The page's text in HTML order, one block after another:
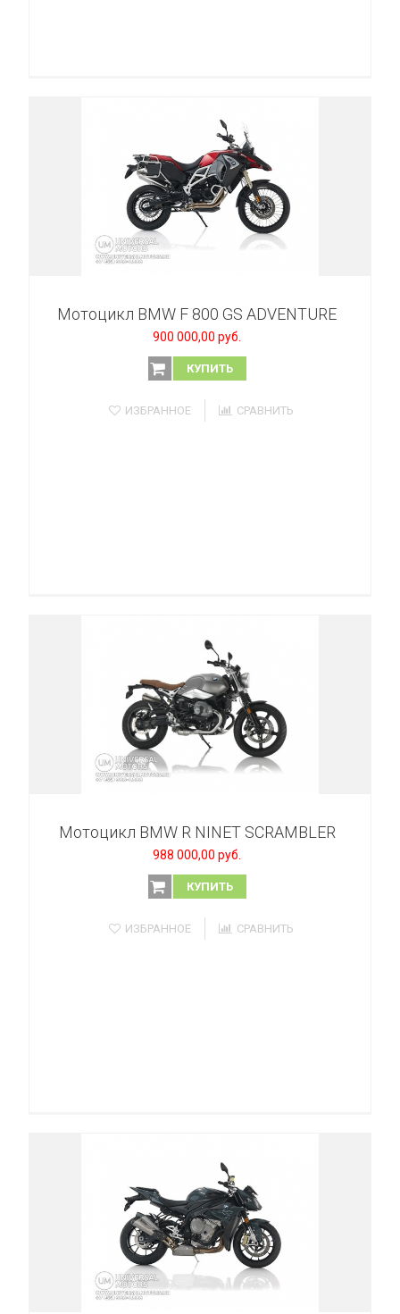
Мотоцикл BMW F 800 GS ADVENTURE
900 000,00 руб.
КУПИТЬ
ИЗБРАННОЕ СРАВНИТЬ
Мотоцикл BMW R NINET SCRAMBLER
988 000,00 руб.
КУПИТЬ
ИЗБРАННОЕ СРАВНИТЬ